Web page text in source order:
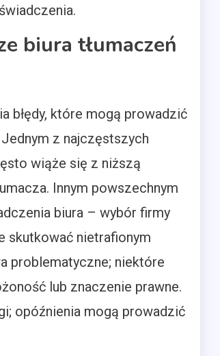
biura tłumaczeń
błędy, które mogą prowadzić
z najczęstszych
wiąże się z niższą
Innym powszechnym
biura – wybór firmy
skutkować nietrafionym
problematyczne; niektóre
lub znaczenie prawne.
opóźnienia mogą prowadzić